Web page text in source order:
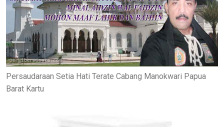
Persaudaraan Setia Hati Terate Cabang Manokwari Papua
Barat Kartu